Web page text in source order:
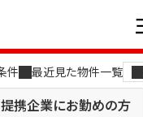
件 最近見た物件一覧
提携企業にお勤めの方